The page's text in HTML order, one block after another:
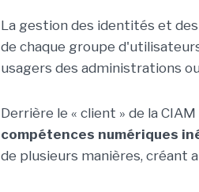
La gestion des identités et
de chaque groupe
usagers des administrations
Derrière le « client » de la
compétences numériques
de plusieurs manières, créant